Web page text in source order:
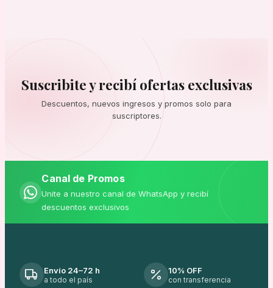
Suscribite y recibí ofertas exclusivas
Descuentos, nuevos ingresos y promos solo para
suscriptores.
Canal de Promos
Unite a nuestro canal de WhatsApp y recibí
descuentos exclusivos
Envío 24–72 h
a todo el país
10% OFF
con transferencia